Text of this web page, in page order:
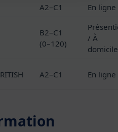
A2–C1 En ligne
B2–C1
(0–120)
/ À
domicile
A2–C1 En ligne